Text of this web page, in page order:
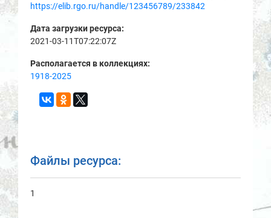
https://elib.rgo.ru/handle/123456789/233842
Дата загрузки ресурса:
2021-03-11T07:22:07Z
Располагается в коллекциях:
1918-2025
Файлы ресурса:
1